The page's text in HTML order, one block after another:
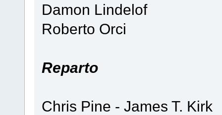
Damon Lindelof
Roberto Orci
Reparto
Chris Pine - James T. Kirk